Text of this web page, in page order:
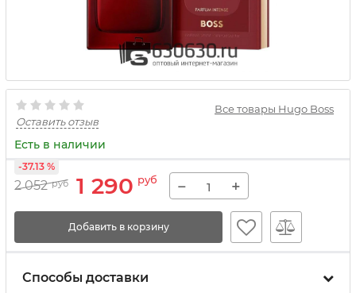
Все товары Hugo Boss
Оставить отзыв
Есть в наличии
2 052 руб 1 290 руб
-37.13 %
− +
Добавить в корзину
Способы доставки